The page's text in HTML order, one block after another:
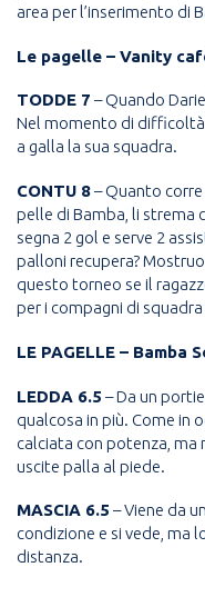
area per l’inserimento di
Le pagelle – Vanity
TODDE 7 – Quando
Nel momento di difficoltà
a galla la sua squadra.
CONTU 8– Quanto
pelle di Bamba, li strema
segna 2 gol e serve 2
palloni recupera?
questo torneo se il
per i compagni di
LE PAGELLE – Bamba
LEDDA 6.5 – Da un
qualcosa in più. Come in
calciata con potenza, ma
uscite palla al piede.
MASCIA 6.5 – Viene da
condizione e si vede, ma
distanza.